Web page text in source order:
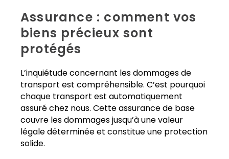
Assurance : comment vos
biens précieux sont
protégés
L’inquiétude concernant les dommages de
transport est compréhensible. C’est pourquoi
chaque transport est automatiquement
assuré chez nous. Cette assurance de base
couvre les dommages jusqu’à une valeur
légale déterminée et constitue une protection
solide.